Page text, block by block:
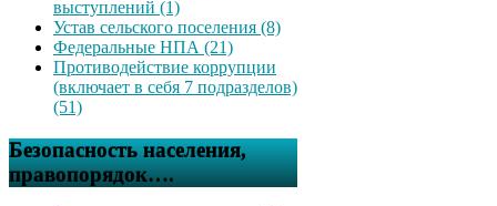
выступлений (1)
Устав сельского поселения (8)
Федеральные НПА (21)
Противодействие коррупции
(включает в себя 7 подразделов)
(51)
Безопасность населения,
правопорядок….